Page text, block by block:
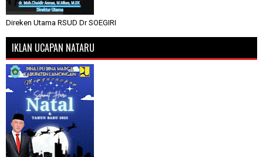
Direken Utama RSUD Dr SOEGIRI
IKLAN UCAPAN NATARU